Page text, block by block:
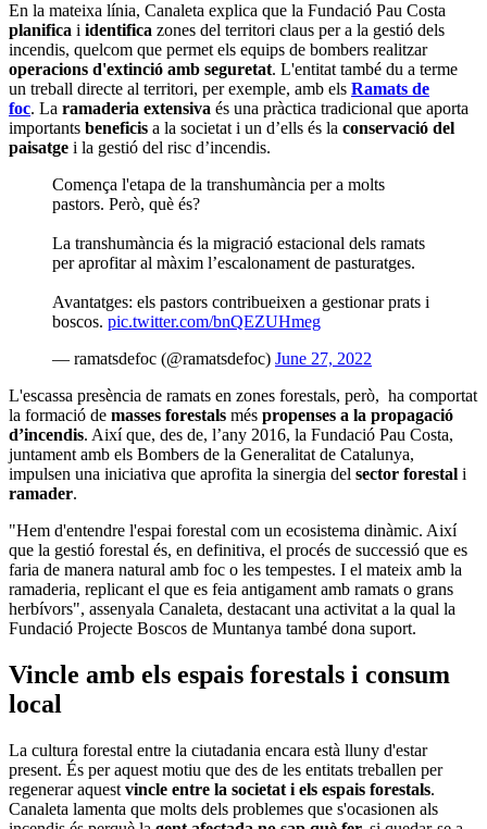
En la mateixa línia, Canaleta explica que la Fundació Pau Costa
planifica i identifica zones del territori claus per a la gestió dels
incendis, quelcom que permet els equips de bombers realitzar
operacions d'extinció amb seguretat. L'entitat també du a terme
un treball directe al territori, per exemple, amb els Ramats de
foc. La ramaderia extensiva és una pràctica tradicional que aporta
importants beneficis a la societat i un d’ells és la conservació del
paisatge i la gestió del risc d’incendis.
Comença l'etapa de la transhumància per a molts
pastors. Però, què és?
La transhumància és la migració estacional dels ramats
per aprofitar al màxim l’escalonament de pasturatges.
Avantatges: els pastors contribueixen a gestionar prats i
boscos. pic.twitter.com/bnQEZUHmeg
— ramatsdefoc (@ramatsdefoc) June 27, 2022
L'escassa presència de ramats en zones forestals, però, ha comportat
la formació de masses forestals més propenses a la propagació
d’incendis. Així que, des de, l’any 2016, la Fundació Pau Costa,
juntament amb els Bombers de la Generalitat de Catalunya,
impulsen una iniciativa que aprofita la sinergia del sector forestal i
ramader.
"Hem d'entendre l'espai forestal com un ecosistema dinàmic. Així
que la gestió forestal és, en definitiva, el procés de successió que es
faria de manera natural amb foc o les tempestes. I el mateix amb la
ramaderia, replicant el que es feia antigament amb ramats o grans
herbívors", assenyala Canaleta, destacant una activitat a la qual la
Fundació Projecte Boscos de Muntanya també dona suport.
Vincle amb els espais forestals i consum
local
La cultura forestal entre la ciutadania encara està lluny d'estar
present. És per aquest motiu que des de les entitats treballen per
regenerar aquest vincle entre la societat i els espais forestals.
Canaleta lamenta que molts dels problemes que s'ocasionen als